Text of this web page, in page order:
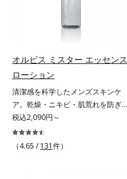
ン酸2Na）配合＝自然な仕上がりで
肌悩みをカバーする粉体*2 角層ま
で*3 肌のキメを整え、粉体を密着
ンバー グロウプレセラム」は、オ
イル成分(*2)が肌に素早くなじみ、
肌をやわらかくしながら角層まで浸
こやかに整え、うるおいを蓄える肌
とで、あとのオールインワンクリー
ムの肌なじみを高め、うるおいとツ
ヤのある肌を叶えます。*1 肌にハ
リを与え若々しい印象*2 スクワラ
ン、トリ（カプリル酸／カプリン
酸）グリセリル＝肌をやわらかくほ
オルビス ミスター エッセンス
ローション
清潔感を科学したメンズスキンケ
ア。乾燥・ニキビ・肌荒れを防ぎハ
リ・ツヤのある、好印象な清潔透明
肌(*1)へ。オルビス ミスターは、男
性の清潔感、爽やかさ、若々しさの
税込2,090円～
（4.65 / 131件）